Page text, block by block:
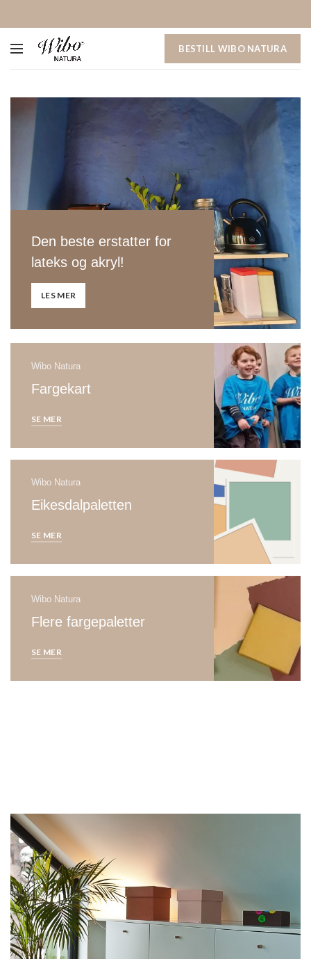
BESTILL WIBO NATURA
Den beste erstatter for
lateks og akryl!
LES MER
Wibo Natura
Fargekart
SE MER
Wibo Natura
Eikesdalpaletten
SE MER
Wibo Natura
Flere fargepaletter
SE MER